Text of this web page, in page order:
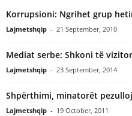
Korrupsioni: Ngrihet grup
Lajmetshqip - 21 September, 2010
Mediat serbe: Shkoni të
Lajmetshqip - 23 September, 2014
Shpërthimi, minatorët
Lajmetshqip - 19 October, 2011